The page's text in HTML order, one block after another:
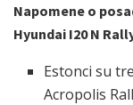
Napomene o
Hyundai I20 N
Estonci su
Acropolis